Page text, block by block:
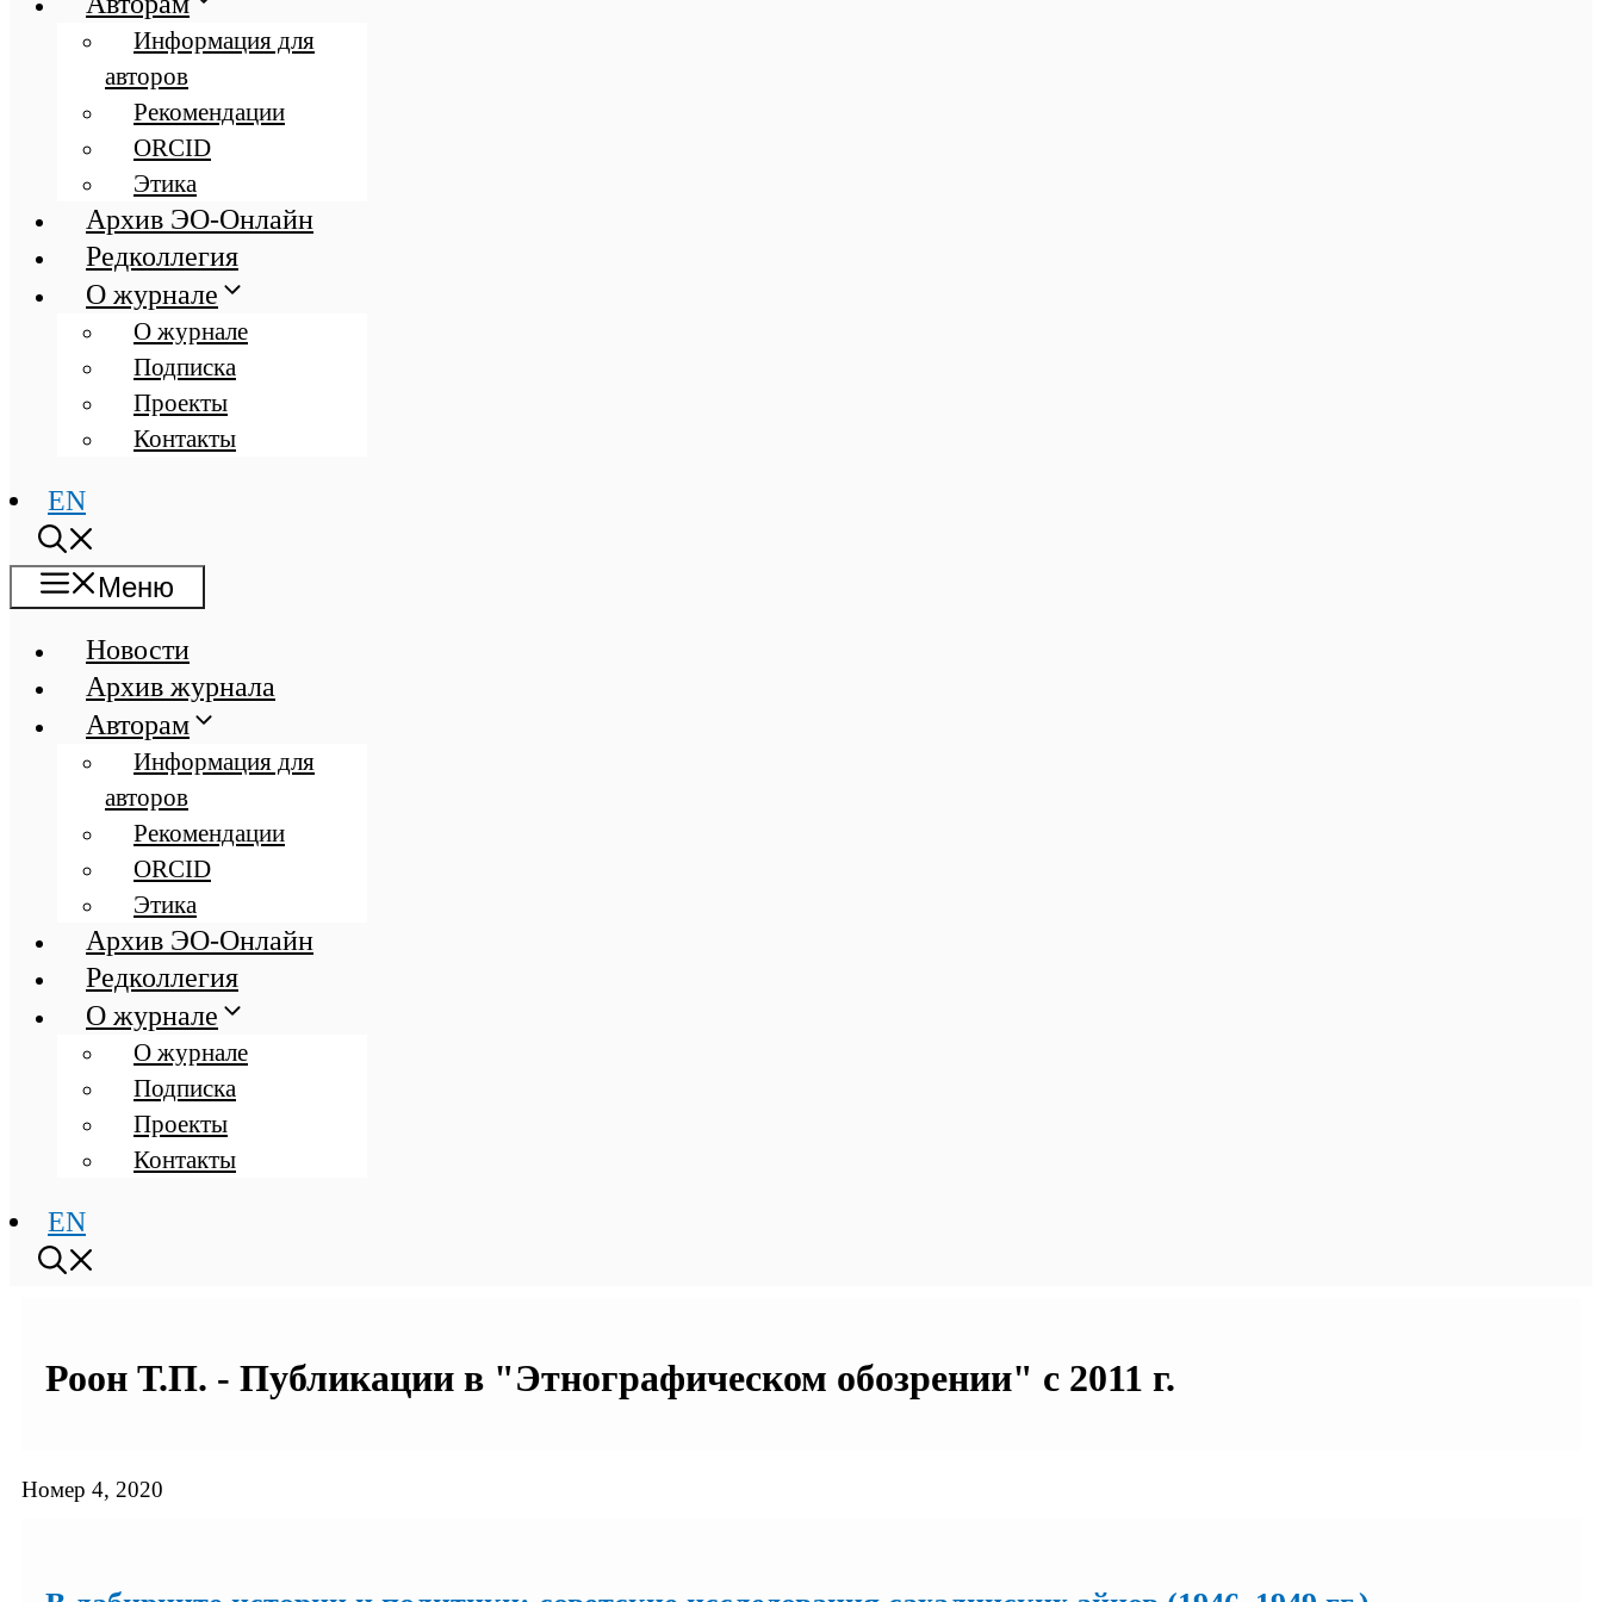
Информация для
авторов
Рекомендации
ORCID
Этика
Архив ЭО-Онлайн
Редколлегия
О журнале
О журнале
Подписка
Проекты
Контакты
EN
Меню
Новости
Архив журнала
Авторам
Информация для
авторов
Рекомендации
ORCID
Этика
Архив ЭО-Онлайн
Редколлегия
О журнале
О журнале
Подписка
Проекты
Контакты
EN
Роон Т.П. - Публикации в "Этнографическом обозрении" с 2011 г.
Номер 4, 2020